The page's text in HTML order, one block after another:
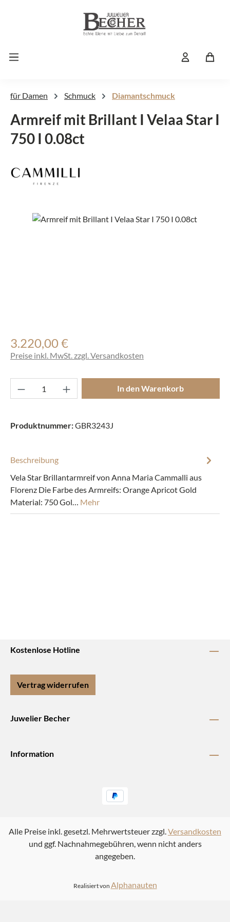
Zum Hauptinhalt springen
für Damen Schmuck Diamantschmuck
Armreif mit Brillant I Velaa Star I
750 I 0.08ct
Bildergalerie überspringen
Regulärer Preis:
3.220,00 €
Preise inkl. MwSt. zzgl. Versandkosten
Produkt Anzahl: Gib den gewünschten
In den Warenkorb
Produktnummer:GBR3243J
Beschreibung
Vela Star Brillantarmreif von Anna Maria Cammalli aus
Florenz Die Farbe des Armreifs: Orange Apricot Gold
Material: 750 Gol… Mehr
Kostenlose Hotline
Vertrag widerrufen
Juwelier Becher
Information
Alle Preise inkl. gesetzl. Mehrwertsteuer zzgl.Versandkosten
und ggf. Nachnahmegebühren, wenn nicht anders
angegeben.
Realisiert von Alphanauten